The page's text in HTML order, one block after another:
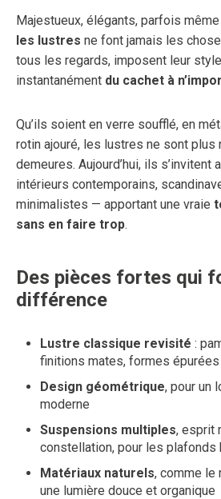
Majestueux, élégants, parfois
les lustres ne font jamais les
tous les regards, imposent leur
instantanément du cachet à
Qu’ils soient en verre soufflé, en
rotin ajouré, les lustres ne sont plus
demeures. Aujourd’hui, ils s’invitent
intérieurs contemporains,
minimalistes — apportant une vraie
sans en faire trop.
Des pièces fortes qui
différence
Lustre classique revisité :
finitions mates, formes épurées
Design géométrique, pour un
moderne
Suspensions multiples, esprit
constellation, pour les plafonds
Matériaux naturels, comme le
une lumière douce et organique